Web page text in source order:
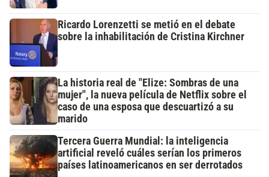
Ricardo Lorenzetti se metió en el debate
sobre la inhabilitación de Cristina Kirchner
La historia real de "Elize: Sombras de una
mujer", la nueva película de Netflix sobre el
caso de una esposa que descuartizó a su
marido
Tercera Guerra Mundial: la inteligencia
artificial reveló cuáles serían los primeros
países latinoamericanos en ser derrotados